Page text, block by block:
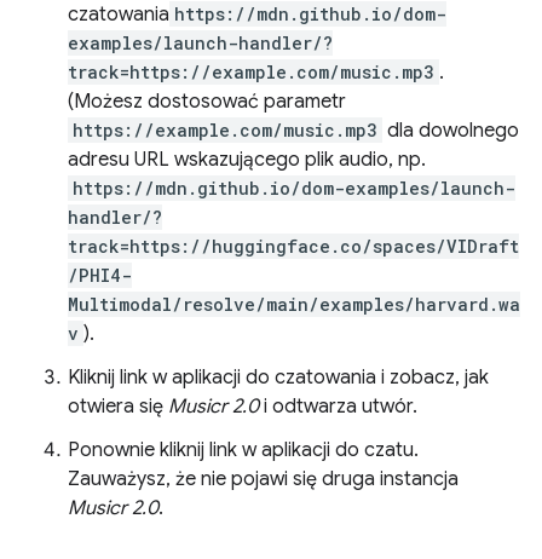
czatowania https://mdn.github.io/dom-
examples/launch-handler/?
track=https://example.com/music.mp3 .
(Możesz dostosować parametr
https://example.com/music.mp3 dla dowolnego
adresu URL wskazującego plik audio, np.
https://mdn.github.io/dom-examples/launch-
handler/?
track=https://huggingface.co/spaces/VIDraft
/PHI4-
Multimodal/resolve/main/examples/harvard.wa
v ).
Kliknij link w aplikacji do czatowania i zobacz, jak
otwiera się Musicr 2.0i odtwarza utwór.
Ponownie kliknij link w aplikacji do czatu.
Zauważysz, że nie pojawi się druga instancja
Musicr 2.0.